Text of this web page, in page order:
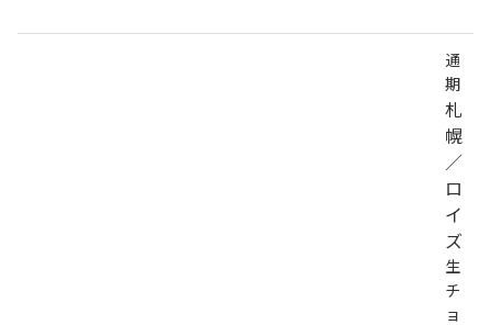
通
期
札
幌
／
ロ
イ
ズ
生
チ
ョ